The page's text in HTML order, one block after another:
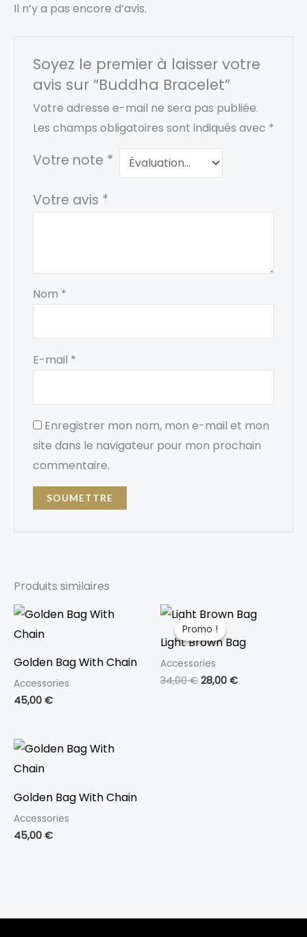
Il n’y a pas encore d’avis.
Soyez le premier à laisser votre
avis sur “Buddha Bracelet”
Votre adresse e-mail ne sera pas publiée.
Les champs obligatoires sont indiqués avec *
Votre note *
Votre avis *
Nom *
E-mail *
Enregistrer mon nom, mon e-mail et mon
site dans le navigateur pour mon prochain
commentaire.
Produits similaires
Golden Bag With Chain
Accessories
45,00 €
Promo !
Promo !
Light Brown Bag
Accessories
34,00€
Le
prix
initial
était :
34,00 €.
28,00 €
Le
prix
est :
Golden Bag With Chain
Accessories
45,00 €